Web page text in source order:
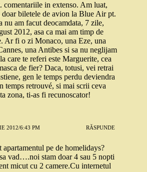
comentariile in extenso. Am luat,
doar biletele de avion la Blue Air pt.
nu am facut deocamdata, 7 zile,
2012, asa ca mai am timp de
Ar fi o zi Monaco, una Eze, una
una Antibes si sa nu neglijam
care te referi este Marguerite, cea
de fier? Daca, totusi, vei retrai
gen le temps perdu deviendra
temps retrouvé, si mai scrii ceva
zona, ti-as fi recunoscator!
2012/6:43 PM RĂSPUNDE
pe de homelidays?
vad….noi stam doar 4 sau 5 nopti
micut cu 2 camere.Cu internetul